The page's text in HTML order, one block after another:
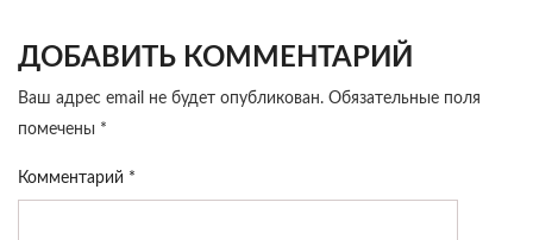
ДОБАВИТЬ КОММЕНТАРИЙ
Ваш адрес email не будет опубликован. Обязательные поля
помечены *
Комментарий *